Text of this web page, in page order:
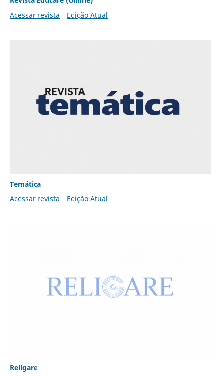
Acessar revista
Edição Atual
Temática
Acessar revista
Edição Atual
Religare